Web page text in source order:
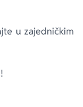
u zajedničkim